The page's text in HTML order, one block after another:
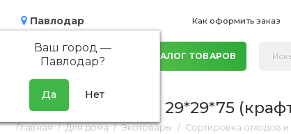
Павлодар
Ваш город —
Павлодар?
Как оформить заказ
КАТАЛОГ ТОВАРОВ
Урна квадратная, 29*29*75
Главная Для дома Экотовары Сортировка отходов и